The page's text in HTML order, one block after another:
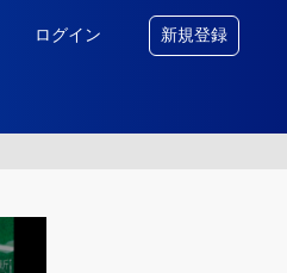
ログイン 新規登録